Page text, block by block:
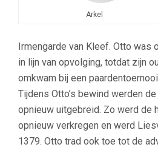
Arkel
Irmengarde van Kleef. Otto was
in lijn van opvolging, totdat zijn
omkwam bij een
Tijdens Otto’s bewind werden
opnieuw uitgebreid. Zo werd de
opnieuw verkregen en werd
1379. Otto trad ook toe tot de